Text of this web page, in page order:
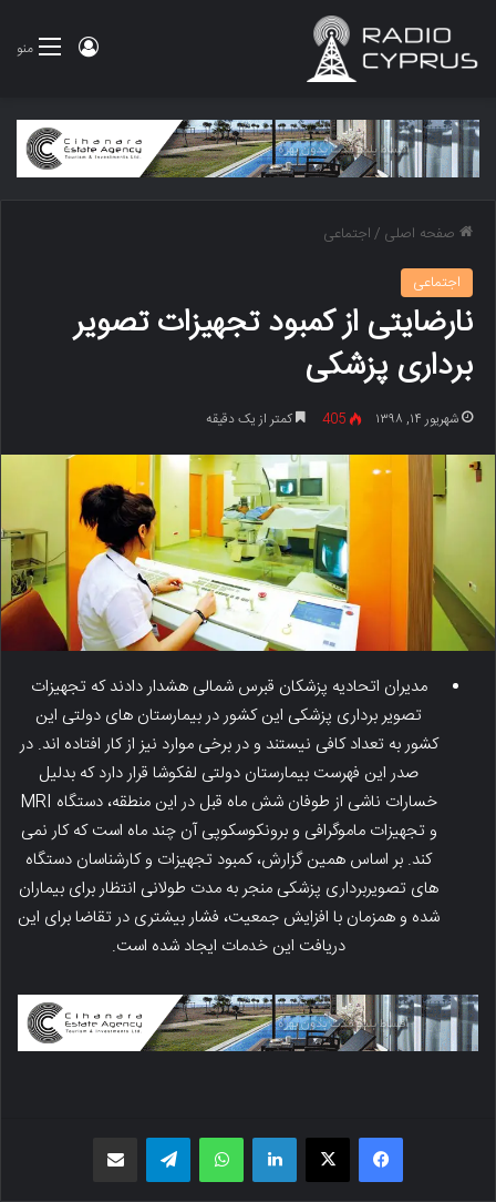
منو ورود
صفحه اصلی /اجتماعی
اجتماعی
نارضایتی از کمبود تجهیزات تصویر
برداری پزشکی
شهریور ۱۴, ۱۳۹۸ 405 کمتر از یک دقیقه
مدیران اتحادیه پزشکان قبرس شمالی هشدار دادند که تجهیزات
تصویر برداری پزشکی این کشور در بیمارستان های دولتی این
کشور به تعداد کافی نیستند و در برخی موارد نیز از کار افتاده اند. در
صدر این فهرست بیمارستان دولتی لفکوشا قرار دارد که بدلیل
خسارات ناشی از طوفان شش ماه قبل در این منطقه، دستگاه MRI
و تجهیزات ماموگرافی و برونکوسکوپی آن چند ماه است که کار نمی
کند. بر اساس همین گزارش، کمبود تجهیزات و کارشناسان دستگاه
های تصویربرداری پزشکی منجر به مدت طولانی انتظار برای بیماران
شده و همزمان با افزایش جمعیت، فشار بیشتری در تقاضا برای این
دریافت این خدمات ایجاد شده است.
فیسبوک X لینکدین واتس اپ